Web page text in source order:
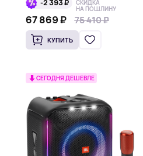
-2 393 ₽ СКИДКА
НА ПОШЛИНУ
75 410 ₽
67 869 ₽ 75 410 ₽
КУПИТЬ
СЕГОДНЯ ДЕШЕВЛЕ